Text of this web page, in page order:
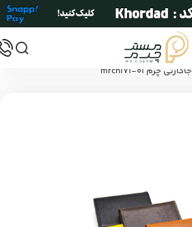
جاکارتی چرم mrch171-01